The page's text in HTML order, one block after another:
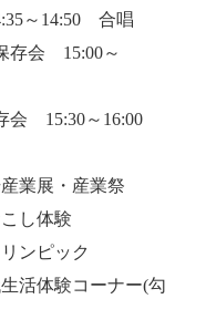
～14:50 合唱
存会 15:00～
会 15:30～16:00
業展・産業祭
し体験
ンピック
活体験コーナー(勾